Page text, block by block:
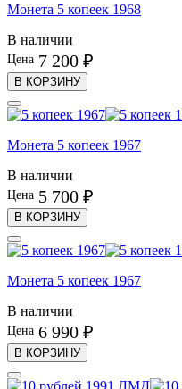
Монета 5 копеек 1968
В наличии
Цена 7 200 ₽
В КОРЗИНУ
Монета 5 копеек 1967
В наличии
Цена 5 700 ₽
В КОРЗИНУ
Монета 5 копеек 1967
В наличии
Цена 6 990 ₽
В КОРЗИНУ